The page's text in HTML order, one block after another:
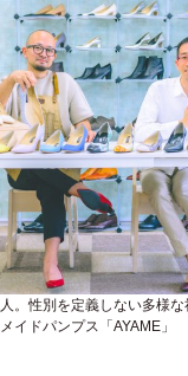
。性別を定義しない多様
イドパンプス「AYAME」